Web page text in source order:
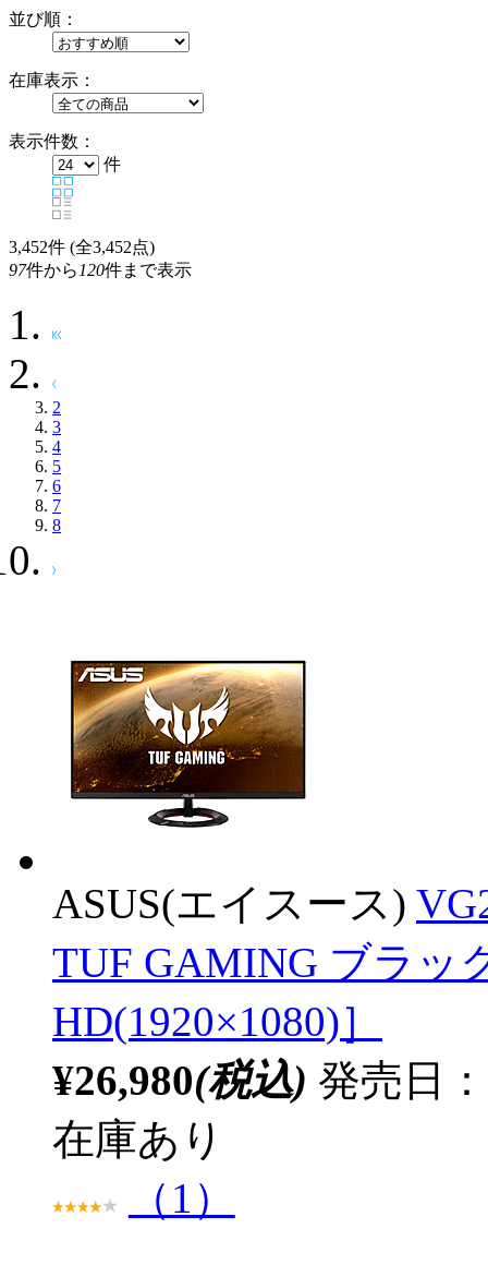
並び順：
在庫表示：
表示件数：
件
3,452件 (全3,452点)
97件から 120件まで表示
2
3
4
5
6
7
8
ASUS(エイスース)
TUF GAMING ブラッ
HD(1920×1080)］
¥26,980(税込) 発売日
在庫あり
（1）